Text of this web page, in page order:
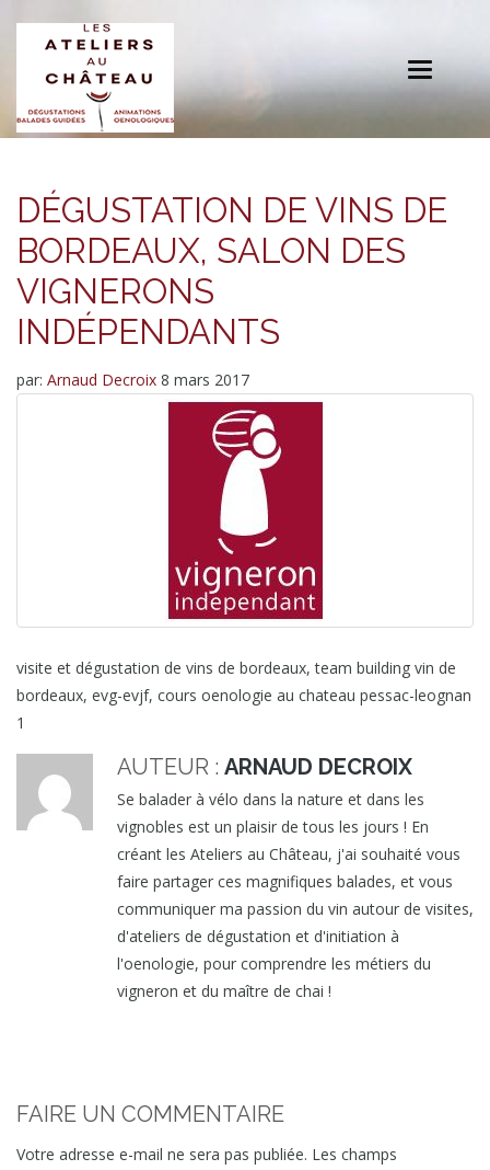
Toggle
DÉGUSTATION DE VINS DE
BORDEAUX, SALON DES
VIGNERONS
INDÉPENDANTS
par: Arnaud Decroix 8 mars 2017
visite et dégustation de vins de bordeaux, team building vin de
bordeaux, evg-evjf, cours oenologie au chateau pessac-leognan
1
AUTEUR : ARNAUD DECROIX
Se balader à vélo dans la nature et dans les
vignobles est un plaisir de tous les jours ! En
créant les Ateliers au Château, j'ai souhaité vous
faire partager ces magnifiques balades, et vous
communiquer ma passion du vin autour de visites,
d'ateliers de dégustation et d'initiation à
l'oenologie, pour comprendre les métiers du
vigneron et du maître de chai !
FAIRE UN COMMENTAIRE
Votre adresse e-mail ne sera pas publiée. Les champs